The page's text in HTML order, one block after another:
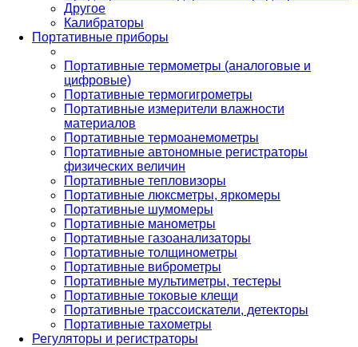
Другое
Калибраторы
Портативные приборы
Портативные термометры (аналоговые и
цифровые)
Портативные термогигрометры
Портативные измерители влажности
материалов
Портативные термоанемометры
Портативные автономные регистраторы
физических величин
Портативные тепловизоры
Портативные люксметры, яркомеры
Портативные шумомеры
Портативные манометры
Портативные газоанализаторы
Портативные толщинометры
Портативные виброметры
Портативные мультиметры, тестеры
Портативные токовые клещи
Портативные трассоискатели, детекторы
Портативные тахометры
Регуляторы и регистраторы